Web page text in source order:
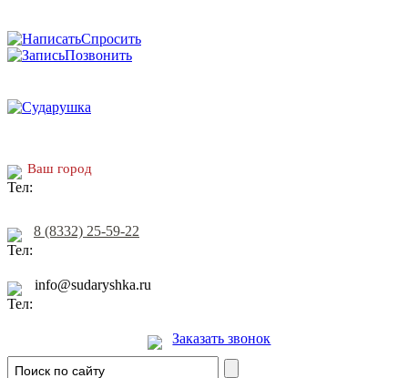
Спросить
Позвонить
Ваш город
8 (8332) 25-59-22
info@sudaryshka.ru
Заказать звонок